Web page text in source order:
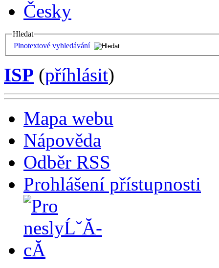
Česky
Hledat
Plnotextové vyhledávání
ISP (příhlásit)
Mapa webu
Nápověda
Odběr RSS
Prohlášení přístupnosti